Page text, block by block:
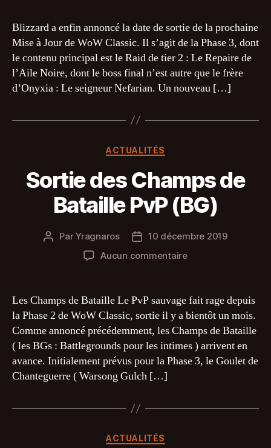
sortie
Phase
3
&
Repaire
Blizzard a enfin annoncé la date de sortie de la prochaine
Mise à Jour de WoW Classic. Il s’agit de la Phase 3, dont
le contenu principal est le Raid de tier 2 : Le Repaire de
l’Aile Noire, dont le boss final n’est autre que le frère
d’Onyxia : Le seigneur Nefarian. Un nouveau […]
Catégories
ACTUALITÉS
Sortie des Champs de
Bataille PvP (BG)
Auteur
ParYragnaros
Date10 décembre 2019
Aucun commentairesur
Champs
Bataille
PvP
(BG)
Les Champs de Bataille Le PvP sauvage fait rage depuis
la Phase 2 de WoW Classic, sortie il y a bientôt un mois.
Comme annoncé précédemment, les Champs de Bataille
( les BGs : Battlegrounds pour les intimes ) arrivent en
avance. Initialement prévus pour la Phase 3, le Goulet de
Chanteguerre ( Warsong Gulch […]
Catégories
ACTUALITÉS